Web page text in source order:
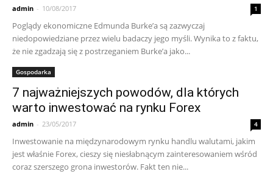
admin - 10/08/2017 1
Poglądy ekonomiczne Edmunda Burke’a są zazwyczaj
niedopowiedziane przez wielu badaczy jego myśli. Wynika to z faktu,
że nie zgadzają się z postrzeganiem Burke’a jako...
Gospodarka
7 najważniejszych powodów, dla których
warto inwestować na rynku Forex
admin - 23/05/2017 4
Inwestowanie na międzynarodowym rynku handlu walutami, jakim
jest właśnie Forex, cieszy się niesłabnącym zainteresowaniem wśród
coraz szerszego grona inwestorów. Fakt ten nie...